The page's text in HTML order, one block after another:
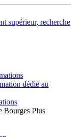
supérieur, recherche
dédié au
Bourges Plus